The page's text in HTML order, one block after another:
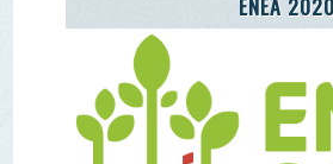
CENTRO COMUNITÁRIO DE
AMBIENTAL DA ALDEIA